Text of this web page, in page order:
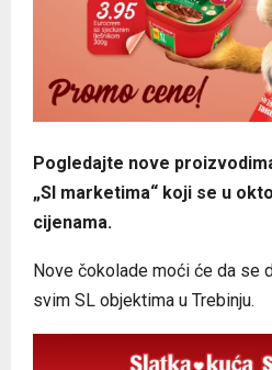
Pogledajte nove
„Sl marketima“ koji se u
cijenama.
Nove čokolade moći će da se
svim SL objektima u Trebinju.